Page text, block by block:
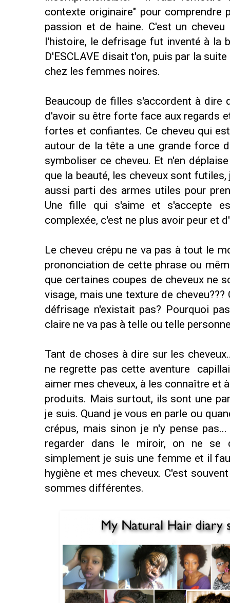
contexte originaire" pour
passion et de haine. C'est un
l'histoire, le defrisage fut inventé à la
D'ESCLAVE disait t'on, puis par la
chez les femmes noires.
Beaucoup de filles s'accordent à dire
d'avoir su être forte face aux regards
fortes et confiantes. Ce cheveu qui
autour de la tête a une grande force
symboliser ce cheveu. Et n'en
que la beauté, les cheveux sont
aussi parti des armes utiles pour
Une fille qui s'aime et s'accepte
complexée, c'est ne plus avoir peur et
Le cheveu crépu ne va pas à tout le
prononciation de cette phrase ou
que certaines coupes de cheveux ne
visage, mais une texture de
défrisage n'existait pas? Pourquoi
claire ne va pas à telle ou telle
Tant de choses à dire sur les
ne regrette pas cette aventure
aimer mes cheveux, à les connaître et
produits. Mais surtout, ils sont une
je suis. Quand je vous en parle ou
crépus, mais sinon je n'y pense
regarder dans le miroir, on ne se
simplement je suis une femme et il
hygiène et mes cheveux. C'est
sommes différentes.